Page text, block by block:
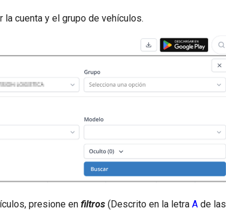
cuenta y el grupo de vehículos.
presione en filtros (Descrito en la letra A de las